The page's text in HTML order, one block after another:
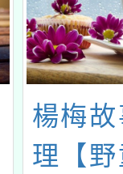
楊梅
理【